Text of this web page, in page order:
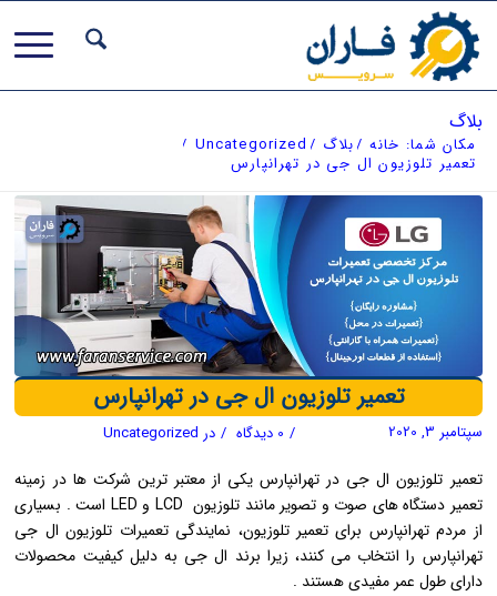
بلاگ
مکان شما: خانه /بلاگ /
Uncategorized
/
تعمیر تلوزیون ال جی در تهرانپارس
تعمیر تلوزیون ال جی در تهرانپارس
سپتامبر 3, 2020 / 0 دیدگاه / در Uncategorized
تعمیر تلوزیون ال جی در تهرانپارس یکی از معتبر ترین شرکت ها در زمینه
تعمیر دستگاه های صوت و تصویر مانند تلوزیون LCD و LED است . بسیاری
از مردم تهرانپارس برای تعمیر تلوزیون، نمایندگی تعمیرات تلوزیون ال جی
تهرانپارس را انتخاب می کنند، زیرا برند ال جی به دلیل کیفیت محصولات
دارای طول عمر مفیدی هستند .